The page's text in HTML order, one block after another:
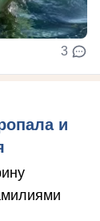
3
и